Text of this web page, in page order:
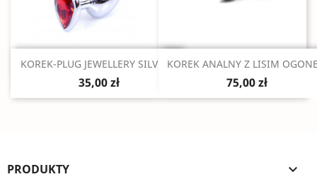
Szybki podgląd
KOREK-PLUG JEWELLERY SILVER...
35,00 zł
Szybki podgląd
KOREK ANALNY Z LISIM
75,00 zł
PRODUKTY 